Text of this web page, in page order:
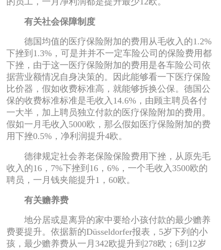
有关社会保障制度
德国均值的医疗保险附加的费用从毛收入的1.2%
下挫到1.3%，可是并并不一定车险公司的保险费用都
下挫，由于这一医疗保险附加的费用是各车险公司依
据营业额情况自身决策的。因此能够看一下医疗保险
比价器，假如收费标准高，就能够拆换公保。德国公
保的收费标准标准是毛收入14.6%，由顾主聘员各付
一大半，加上聘员独立付款的医疗保险附加的费用。
假如一月毛收入5000欧，那么假如医疗保险附加的费
用下挫0.5%，净利润提升4欧。
德律规定社会养老保险保险费用下挫，从原先毛
收入的16，7%下挫到16，6%，一个毛收入3500欧的
聘员，一月钱夹能提升1，60欧。
有关赡养费
地分居或是离异的家中要给小孩付款的最少赡养
费要提升。依据新的Düsseldorfer报表，5岁下列的小
孩，最少赡养费从一月342欧提升到278欧；6到12岁